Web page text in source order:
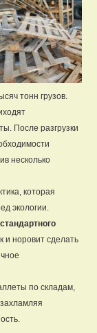
тонн грузов.
После разгрузки
несколько
которая
экологии.
и норовит сделать
по складам,